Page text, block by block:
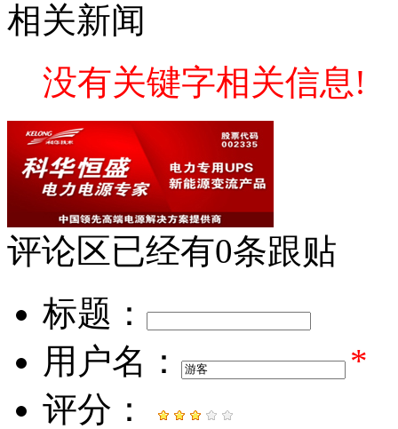
相关新闻
没有关键字相关信息!
评论区已经有0条跟贴
标题：
用户名：
*
评分：